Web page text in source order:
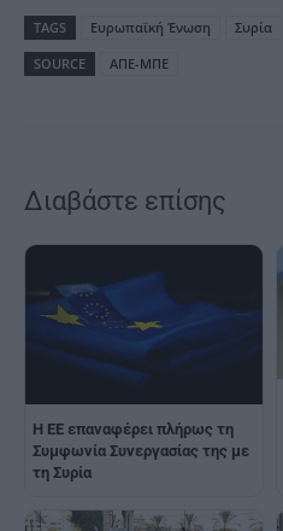
TAGS Ευρωπαϊκή Ένωση
Συρία
SOURCE
ΑΠΕ-ΜΠΕ
Διαβάστε επίσης
H EE επαναφέρει πλήρως τη
Συμφωνία Συνεργασίας της με
τη Συρία